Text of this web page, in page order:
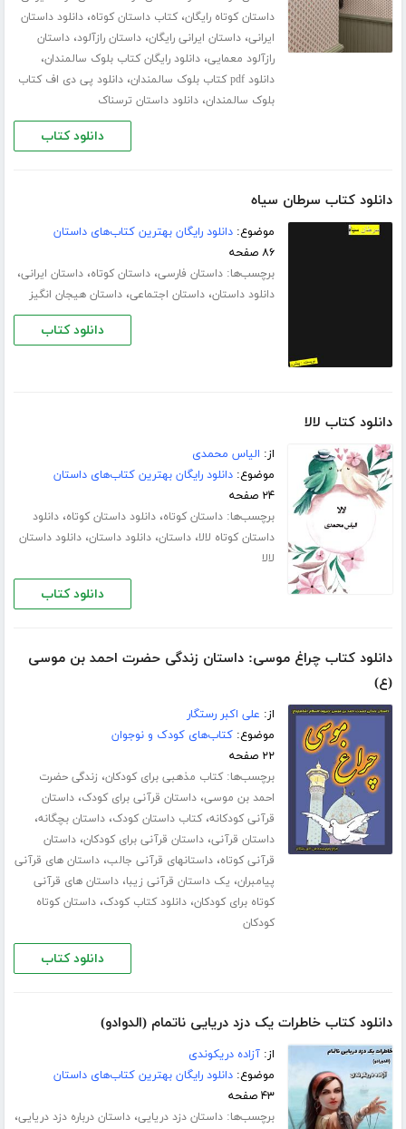
داستان کوتاه رایگان،کتاب داستان کوتاه،دانلود داستان
ایرانی،داستان ایرانی رایگان،داستان رازآلود،داستان
رازآلود معمایی،دانلود رایگان کتاب بلوک سالمندان،
دانلود pdf کتاب بلوک سالمندان ،دانلود پی دی اف کتاب
بلوک سالمندان،دانلود داستان ترسناک
دانلود کتاب
دانلود کتاب سرطان سیاه
موضوع:دانلود رایگان بهترین کتاب‌های داستان
۸۶ صفحه
برچسب‌ها:داستان فارسی،داستان کوتاه،داستان ایرانی،
دانلود داستان،داستان اجتماعی،داستان هیجان انگیز
دانلود کتاب
دانلود کتاب لالا
از: الیاس محمدی
موضوع:دانلود رایگان بهترین کتاب‌های داستان
۲۴ صفحه
برچسب‌ها:داستان کوتاه،دانلود داستان کوتاه،دانلود
داستان کوتاه لالا،داستان،دانلود داستان،دانلود داستان
لالا
دانلود کتاب
دانلود کتاب چراغ موسی: داستان زندگی حضرت احمد بن موسی
(ع)
از: علی اکبر رستگار
موضوع:کتاب‌های کودک و نوجوان
۲۲ صفحه
برچسب‌ها:کتاب مذهبی برای کودکان، زندگی حضرت
احمد بن موسی،داستان قرآنی برای کودک،داستان
قرآنی کودکانه،کتاب داستان کودک،داستان بچگانه،
داستان قرآنی،داستان قرآنی برای کودکان،داستان
قرآنی کوتاه،داستانهای قرآنی جالب،داستان های قرآنی
پیامبران، یک داستان قرآنی زیبا،داستان های قرآنی
کوتاه برای کودکان،دانلود کتاب کودک،داستان کوتاه
کودکان
دانلود کتاب
دانلود کتاب خاطرات یک دزد دریایی ناتمام (الدوادو)
از:آزاده دریکوندی
موضوع:دانلود رایگان بهترین کتاب‌های داستان
۴۳ صفحه
برچسب‌ها:داستان دزد دریایی،داستان درباره دزد دریایی،